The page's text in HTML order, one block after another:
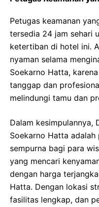
Petugas keamanan
tersedia 24 jam sehari
ketertiban di hotel ini.
nyaman selama
Soekarno Hatta,
tanggap dan
melindungi tamu dan
Dalam kesimpulannya,
Soekarno Hatta
sempurna bagi para
yang mencari
dengan harga
Hatta. Dengan lokasi
fasilitas lengkap, dan